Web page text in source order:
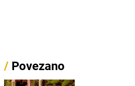
/ Povezano